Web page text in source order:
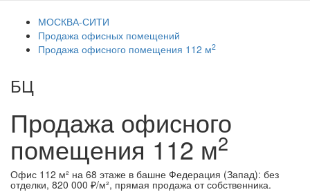
МОСКВА-СИТИ
Продажа офисных помещений
Продажа офисного помещения 112 м2
БЦ
Продажа офисного
помещения 112 м2
Офис 112 м² на 68 этаже в башне Федерация (Запад): без
отделки, 820 000 ₽/м², прямая продажа от собственника.